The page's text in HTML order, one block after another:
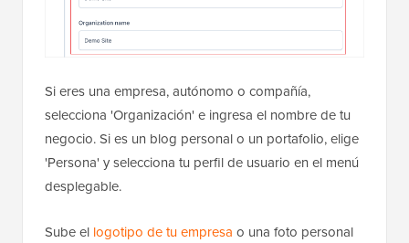
Si eres una empresa, autónomo o compañía,
selecciona 'Organización' e ingresa el nombre de tu
negocio. Si es un blog personal o un portafolio, elige
'Persona' y selecciona tu perfil de usuario en el menú
desplegable.
Sube el logotipo de tu empresa o una foto personal